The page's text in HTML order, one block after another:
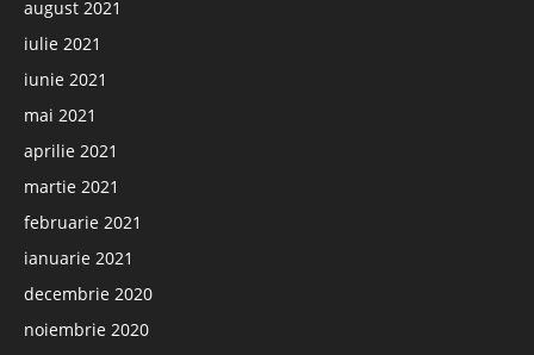
august 2021
iulie 2021
iunie 2021
mai 2021
aprilie 2021
martie 2021
februarie 2021
ianuarie 2021
decembrie 2020
noiembrie 2020